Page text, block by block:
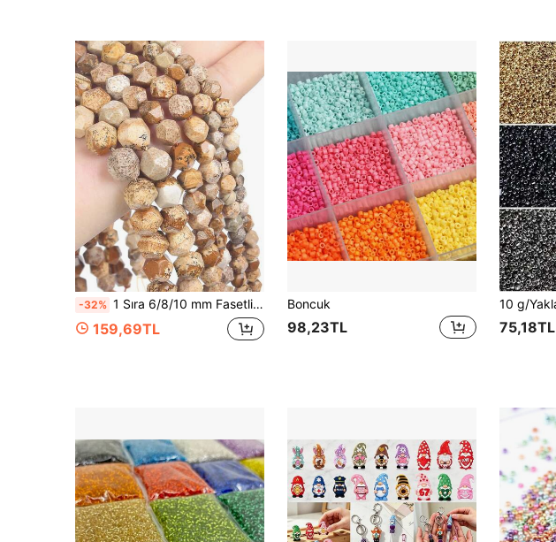
-32% 1 Sıra 6/8/10 mm Fasetli Doğal Taş Boncuk Resimli Jaspis Gevşek Ara Boncuk, Takı Yapımı, İğne İşi, Bileklik, Kolye ve DIY Aksesuarları İçin
159,69TL
Boncuk
98,23TL 75,18TL